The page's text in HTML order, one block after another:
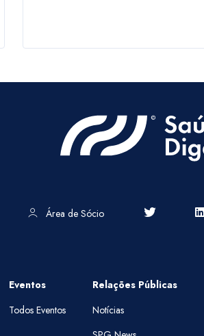
Área de Sócio
Eventos
Todos Eventos
Relações Públicas
Notícias